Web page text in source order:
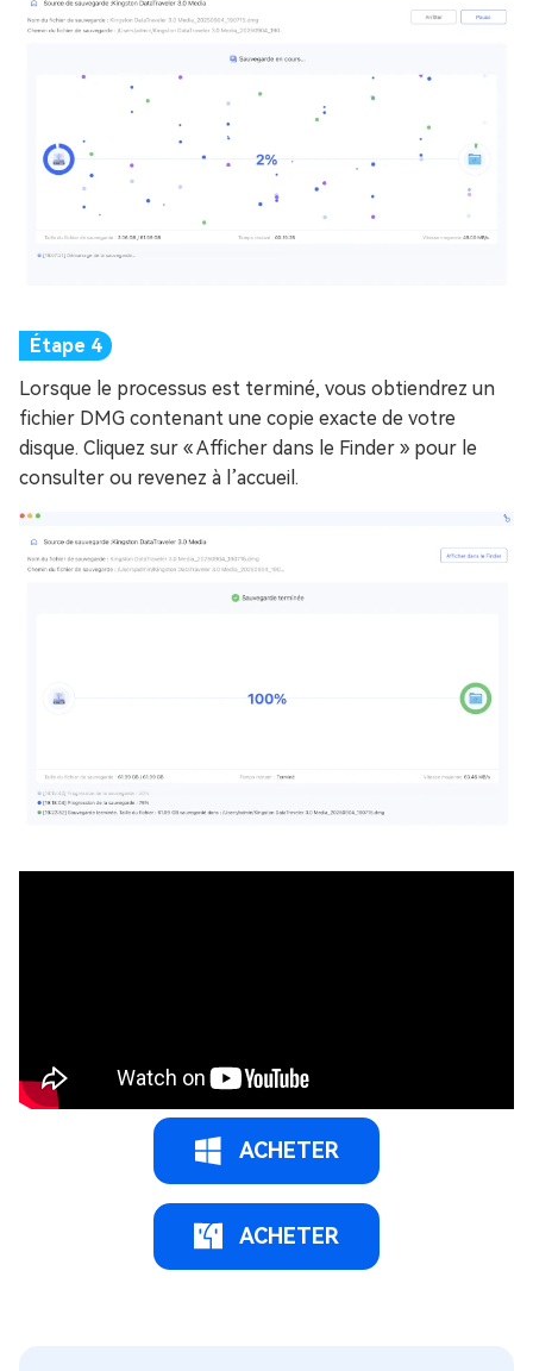
Lorsque le processus est terminé, vous obtiendrez un
fichier DMG contenant une copie exacte de votre
disque. Cliquez sur « Afficher dans le Finder » pour le
consulter ou revenez à l’accueil.
ACHETER
ACHETER